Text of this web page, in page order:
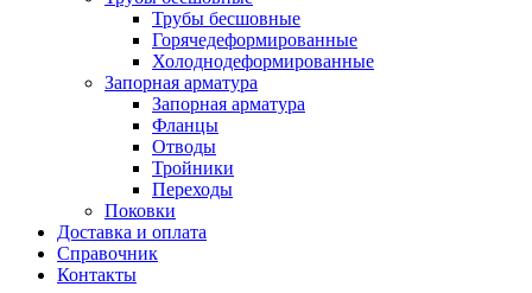
Трубы бесшовные
Горячедеформированные
Холоднодеформированные
Запорная арматура
Запорная арматура
Фланцы
Отводы
Тройники
Переходы
Поковки
Доставка и оплата
Справочник
Контакты